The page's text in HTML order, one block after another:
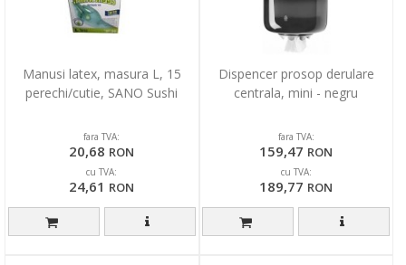
Manusi latex, masura L, 15
perechi/cutie, SANO Sushi
fara TVA:
20,68 RON
cu TVA:
24,61 RON
Dispencer prosop derulare
centrala, mini - negru
fara TVA:
159,47 RON
cu TVA:
189,77 RON